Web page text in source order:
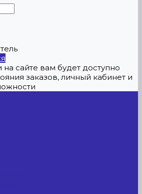
сайте вам будет доступно
заказов, личный кабинет и